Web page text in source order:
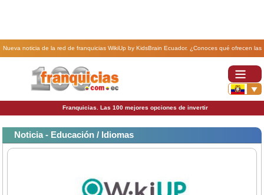
Nueva noticia de la red de franquicias WikiUp by KidsBrain Ecuador. ¿Conoces qué ofrecen las
Franquicias. Las 100 mejores opciones de invertir
Noticia - Educación / Idiomas